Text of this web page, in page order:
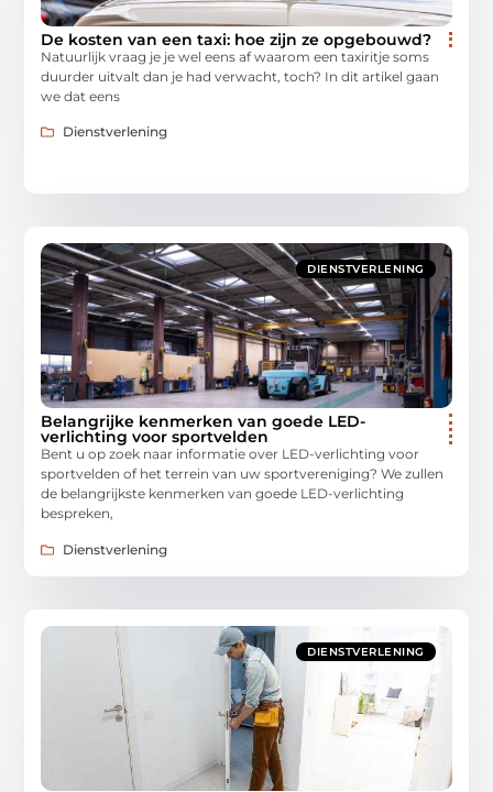
De kosten van een taxi: hoe zijn ze opgebouwd?
Natuurlijk vraag je je wel eens af waarom een taxiritje soms
duurder uitvalt dan je had verwacht, toch? In dit artikel gaan
we dat eens
Dienstverlening
DIENSTVERLENING
Belangrijke kenmerken van goede LED-
verlichting voor sportvelden
Bent u op zoek naar informatie over LED-verlichting voor
sportvelden of het terrein van uw sportvereniging? We zullen
de belangrijkste kenmerken van goede LED-verlichting
bespreken,
Dienstverlening
DIENSTVERLENING